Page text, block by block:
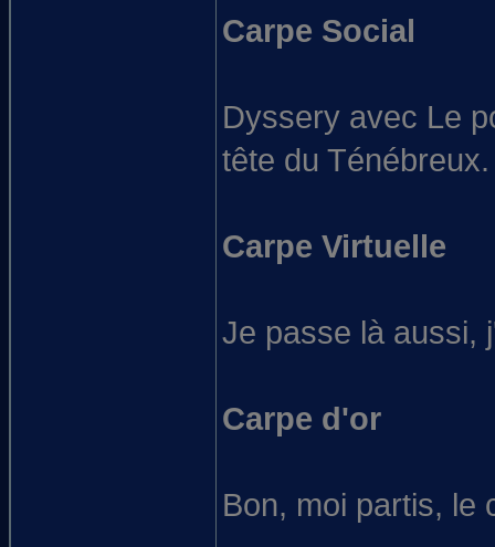
Carpe Social
Dyssery avec Le
tête du Ténébreux.
Carpe Virtuelle
Je passe là aussi,
Carpe d'or
Bon, moi partis, le